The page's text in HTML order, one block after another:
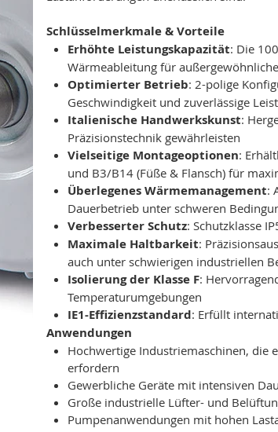
Schlüsselmerkmale & Vorteile
Erhöhte Leistungskapazität: Die
Wärmeableitung für
Optimierter Betrieb: 2-polige
Geschwindigkeit und zuverlässige
Italienische Handwerkskunst:
Präzisionstechnik gewährleisten
Vielseitige Montageoptionen:
und B3/B14 (Füße & Flansch) für
Überlegenes Wärmemanagement:
Dauerbetrieb unter schweren
Verbesserter Schutz: Schutzklasse
Maximale Haltbarkeit:
auch unter schwierigen industriellen
Isolierung der Klasse F:
Temperaturumgebungen
IE1-Effizienzstandard: Erfüllt
Anwendungen
Hochwertige Industriemaschinen, die
erfordern
Gewerbliche Geräte mit intensiven
Große industrielle Lüfter- und
Pumpenanwendungen mit hohen